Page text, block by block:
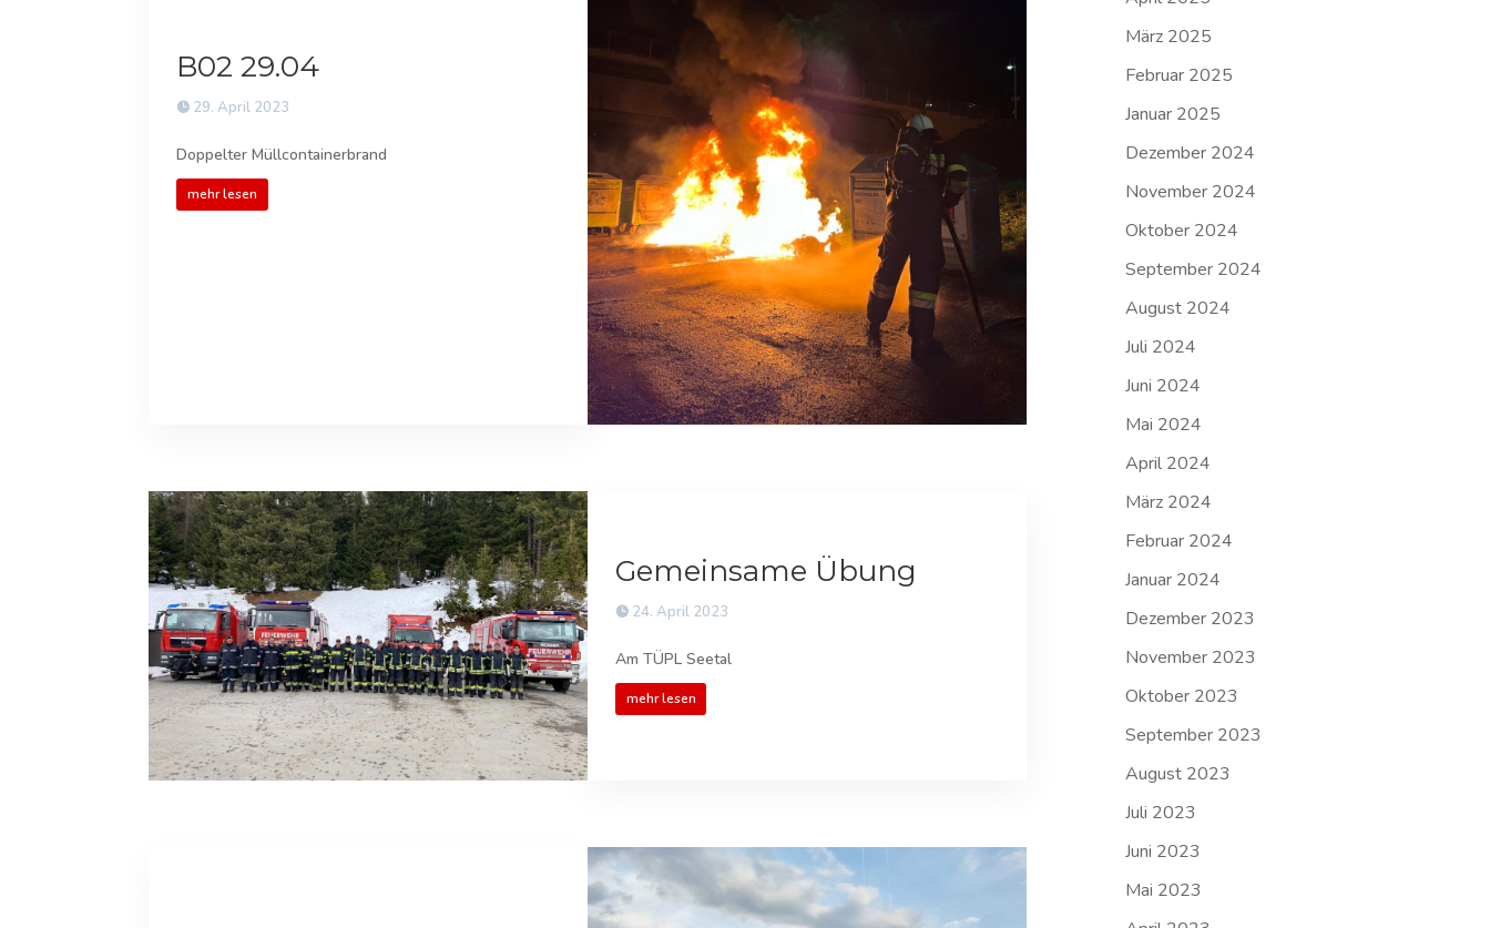
B02 29.04
29. April 2023
Doppelter Müllcontainerbrand
mehr lesen
Gemeinsame Übung
24. April 2023
Am TÜPL Seetal
mehr lesen
März 2025
Februar 2025
Januar 2025
Dezember 2024
November 2024
Oktober 2024
September 2024
August 2024
Juli 2024
Juni 2024
Mai 2024
April 2024
März 2024
Februar 2024
Januar 2024
Dezember 2023
November 2023
Oktober 2023
September 2023
August 2023
Juli 2023
Juni 2023
Mai 2023